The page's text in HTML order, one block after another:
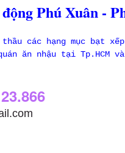
Phú Xuân -
thầu các hạng mục bạt
ăn nhậu tại Tp.HCM